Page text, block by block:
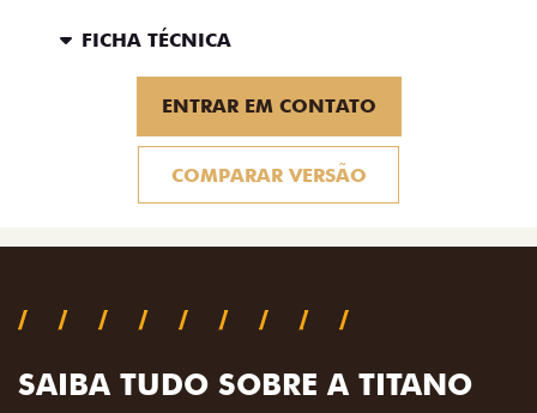
FICHA TÉCNICA
ENTRAR EM CONTATO
COMPARAR VERSÃO
SAIBA TUDO SOBRE A TITANO